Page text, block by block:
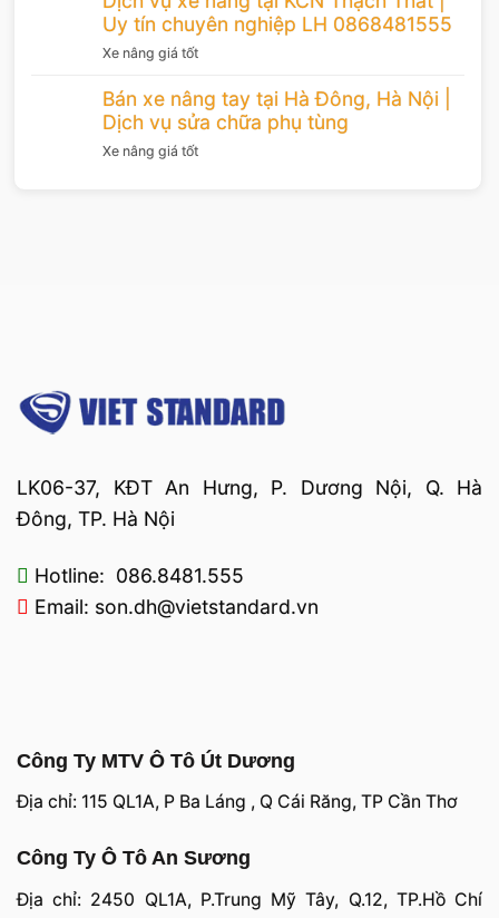
Uy tín chuyên nghiệp LH 0868481555
Xe nâng giá tốt
Bán xe nâng tay tại Hà Đông, Hà Nội |
Dịch vụ sửa chữa phụ tùng
Xe nâng giá tốt
LK06-37, KĐT An Hưng, P. Dương Nội, Q. Hà
Đông, TP. Hà Nội
Hotline: 086.8481.555
Email: son.dh@vietstandard.vn
Công Ty MTV Ô Tô Út Dương
Địa chỉ: 115 QL1A, P Ba Láng , Q Cái Răng, TP Cần Thơ
Công Ty Ô Tô An Sương
Địa chỉ: 2450 QL1A, P.Trung Mỹ Tây, Q.12, TP.Hồ Chí